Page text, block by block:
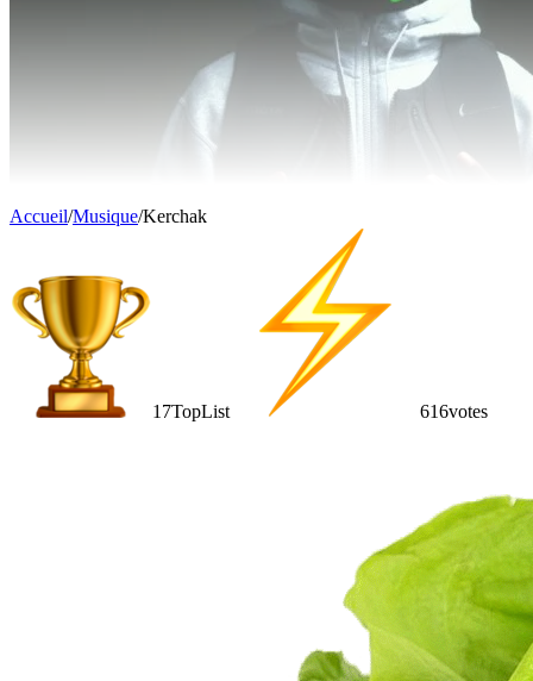
Accueil/Musique/Kerchak
17TopList 616votes